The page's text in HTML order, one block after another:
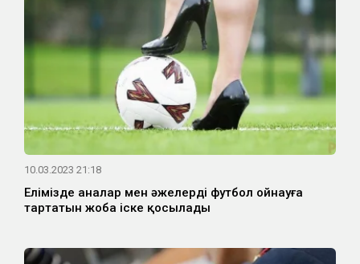
10.03.2023 21:18
Елімізде аналар мен әжелерді футбол ойнауға
тартатын жоба іске қосылады